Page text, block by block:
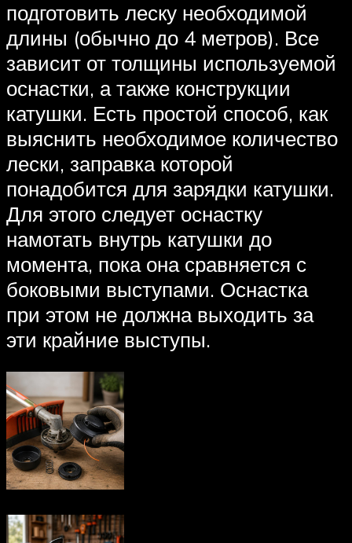
подготовить леску необходимой
длины (обычно до 4 метров). Все
зависит от толщины используемой
оснастки, а также конструкции
катушки. Есть простой способ, как
выяснить необходимое количество
лески, заправка которой
понадобится для зарядки катушки.
Для этого следует оснастку
намотать внутрь катушки до
момента, пока она сравняется с
боковыми выступами. Оснастка
при этом не должна выходить за
эти крайние выступы.